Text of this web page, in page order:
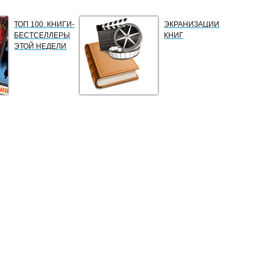
ТОП 100. КНИГИ-
БЕСТСЕЛЛЕРЫ
ЭТОЙ НЕДЕЛИ
ЭКРАНИЗАЦИИ
КНИГ